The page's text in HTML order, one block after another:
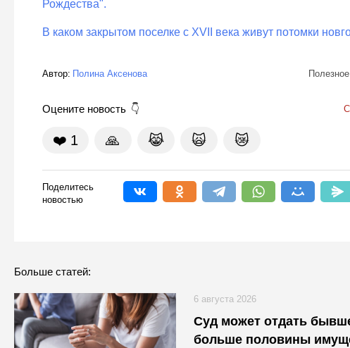
Рождества".
В каком закрытом поселке с XVII века живут потомки
Автор: Полина Аксенова Полезное
Оцените новость
❤️ 1 🙏 😹 🙀 😿
Поделитесь
новостью
Больше статей:
Суд может отдать
больше половины
6 августа 2026